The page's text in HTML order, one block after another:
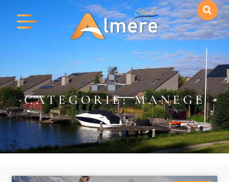
CATEGORIE: MANEGE